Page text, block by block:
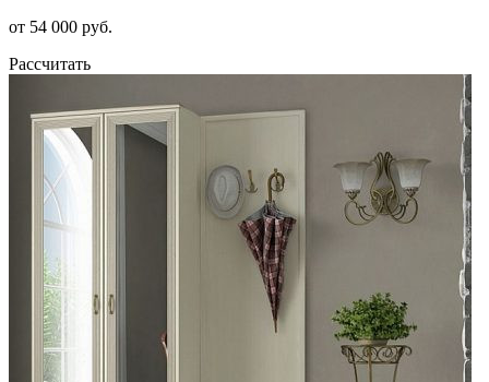
от 54 000 руб.
Рассчитать